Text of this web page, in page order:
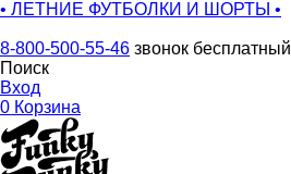
• ЛЕТНИЕ ФУТБОЛКИ И ШОРТЫ •
8-800-500-55-46 звонок бесплатный
Поиск
Вход
0 Корзина